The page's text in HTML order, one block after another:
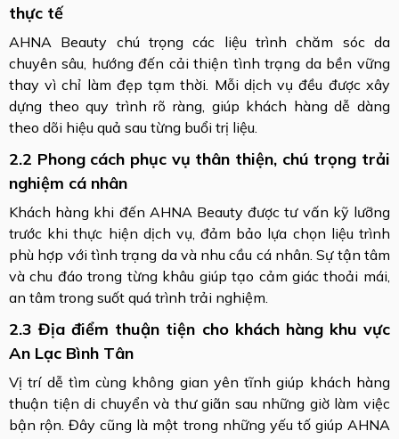
thực tế
AHNA Beauty chú trọng các liệu trình chăm sóc da
chuyên sâu, hướng đến cải thiện tình trạng da bền vững
thay vì chỉ làm đẹp tạm thời. Mỗi dịch vụ đều được xây
dựng theo quy trình rõ ràng, giúp khách hàng dễ dàng
theo dõi hiệu quả sau từng buổi trị liệu.
2.2 Phong cách phục vụ thân thiện, chú trọng trải
nghiệm cá nhân
Khách hàng khi đến AHNA Beauty được tư vấn kỹ lưỡng
trước khi thực hiện dịch vụ, đảm bảo lựa chọn liệu trình
phù hợp với tình trạng da và nhu cầu cá nhân. Sự tận tâm
và chu đáo trong từng khâu giúp tạo cảm giác thoải mái,
an tâm trong suốt quá trình trải nghiệm.
2.3 Địa điểm thuận tiện cho khách hàng khu vực
An Lạc Bình Tân
Vị trí dễ tìm cùng không gian yên tĩnh giúp khách hàng
thuận tiện di chuyển và thư giãn sau những giờ làm việc
bận rộn. Đây cũng là một trong những yếu tố giúp AHNA